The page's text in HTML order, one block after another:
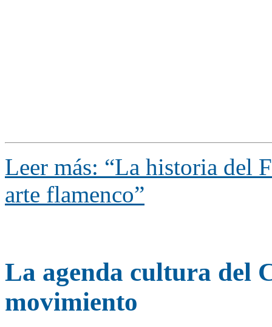
Leer más: “La historia del
arte flamenco”
La agenda cultura del
movimiento